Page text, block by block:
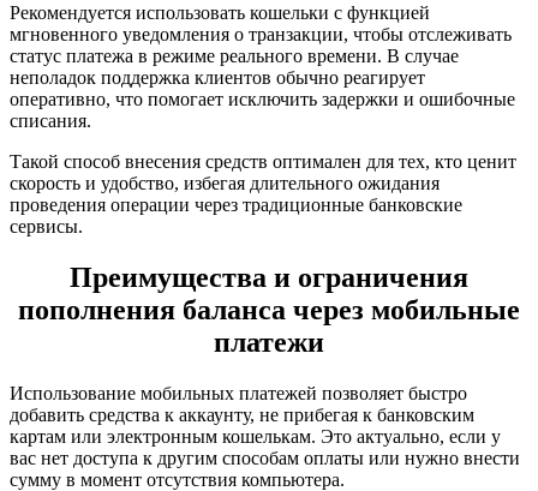
Рекомендуется использовать кошельки с функцией
мгновенного уведомления о транзакции, чтобы отслеживать
статус платежа в режиме реального времени. В случае
неполадок поддержка клиентов обычно реагирует
оперативно, что помогает исключить задержки и ошибочные
списания.
Такой способ внесения средств оптимален для тех, кто ценит
скорость и удобство, избегая длительного ожидания
проведения операции через традиционные банковские
сервисы.
Преимущества и ограничения
пополнения баланса через мобильные
платежи
Использование мобильных платежей позволяет быстро
добавить средства к аккаунту, не прибегая к банковским
картам или электронным кошелькам. Это актуально, если у
вас нет доступа к другим способам оплаты или нужно внести
сумму в момент отсутствия компьютера.